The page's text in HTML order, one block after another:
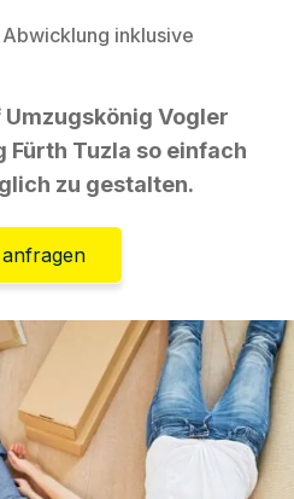
inklusive
Vogler
Fürth Tuzla so einfach
zu gestalten.